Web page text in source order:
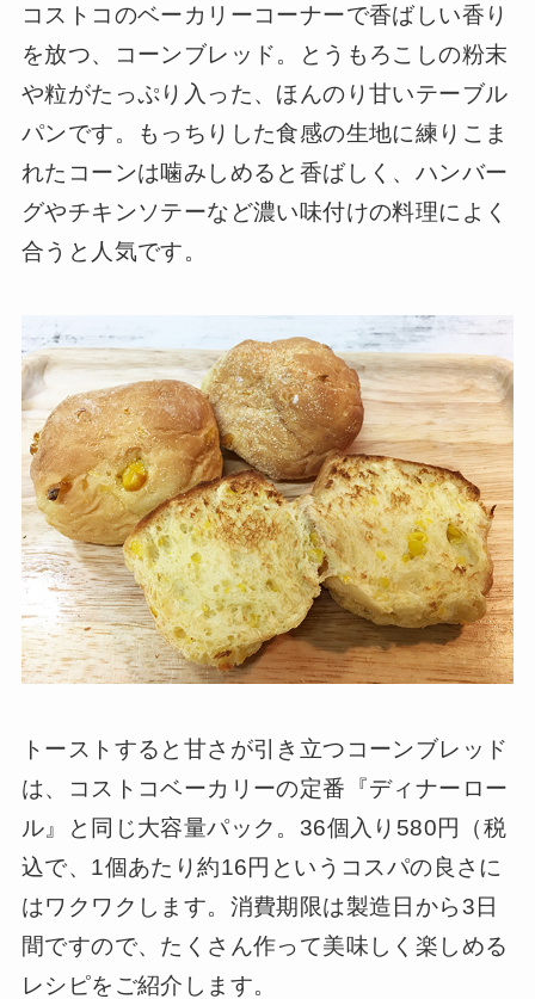
コストコのベーカリーコーナーで香ばしい香り
を放つ、コーンブレッド。とうもろこしの粉末
や粒がたっぷり入った、ほんのり甘いテーブル
パンです。もっちりした食感の生地に練りこま
れたコーンは噛みしめると香ばしく、ハンバー
グやチキンソテーなど濃い味付けの料理によく
合うと人気です。
トーストすると甘さが引き立つコーンブレッド
は、コストコベーカリーの定番『ディナーロー
ル』と同じ大容量パック。36個入り580円（税
込で、1個あたり約16円というコスパの良さに
はワクワクします。消費期限は製造日から3日
間ですので、たくさん作って美味しく楽しめる
レシピをご紹介します。